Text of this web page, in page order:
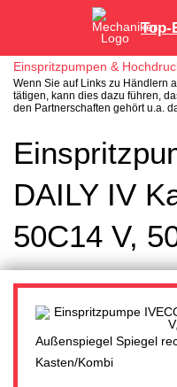
Top-
Einspritzpumpen &
Wenn Sie auf Links zu Händlern
tätigen, kann dies dazu führen,
den Partnerschaften gehört u.a.
DAILY IV
50C14 V,
Außenspiegel Spiegel
Kasten/Kombi